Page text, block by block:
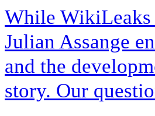
While WikiLeaks
Julian Assange
and the
story. Our